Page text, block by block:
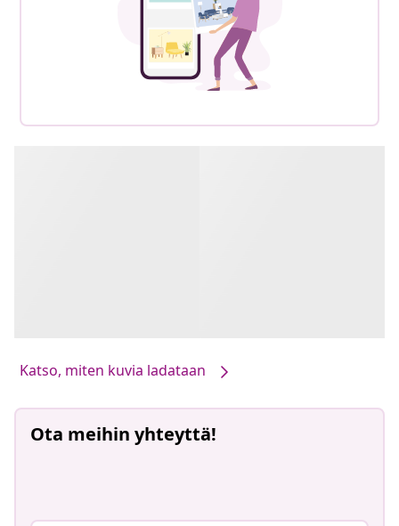
Katso, miten kuvia ladataan
Ota meihin yhteyttä!